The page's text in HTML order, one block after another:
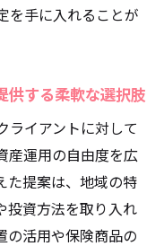
を手に入れることが
供する柔軟な選択肢
ライアントに対して
産運用の自由度を広
た提案は、地域の特
投資方法を取り入れ
の活用や保険商品の